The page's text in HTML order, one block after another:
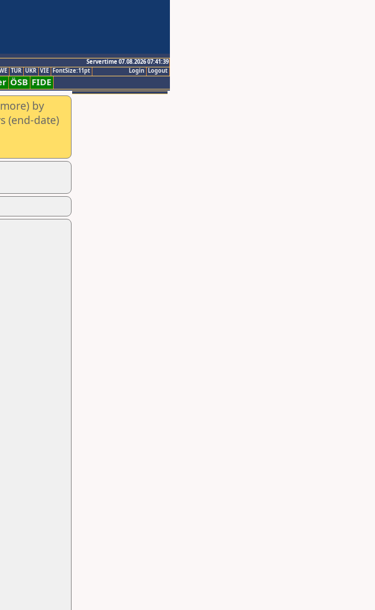
Servertime 07.08.2026 07:41:39
Logout
Login
TUR UKR VIE FontSize:11pt
ÖSB FIDE
by
(end-date)